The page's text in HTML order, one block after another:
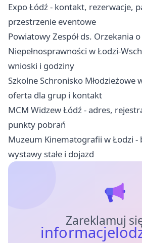
Expo Łódź - kontakt, rezerwacje,
przestrzenie eventowe
Powiatowy Zespół ds. Orzekania o
Niepełnosprawności w Łodzi-
wnioski i godziny
Szkolne Schronisko Młodzieżowe
oferta dla grup i kontakt
MCM Widzew Łódź - adres,
punkty pobrań
Muzeum Kinematografii w Łodzi -
wystawy stałe i dojazd
Zareklamuj